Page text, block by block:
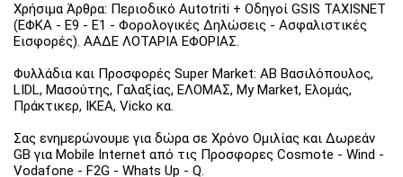
Χρήσιμα Άρθρα: Περιοδικό Autotriti + Οδηγοί GSIS TAXISNET
(ΕΦΚΑ - Ε9 - Ε1 - Φορολογικές Δηλώσεις - Ασφαλιστικές
Εισφορές). ΑΑΔΕ ΛΟΤΑΡΙΑ ΕΦΟΡΙΑΣ.
Φυλλάδια και Προσφορές Super Market: ΑΒ Βασιλόπουλος,
LIDL, Μασούτης, Γαλαξίας, ΕΛΟΜΑΣ, My Market, Ελομάς,
Πράκτικερ, ΙΚΕΑ, Vicko κα.
Σας ενημερώνουμε για δώρα σε Χρόνο Ομιλίας και Δωρεάν
GB για Mobile Internet από τις Προσφορες Cosmote - Wind -
Vodafone - F2G - Whats Up - Q.